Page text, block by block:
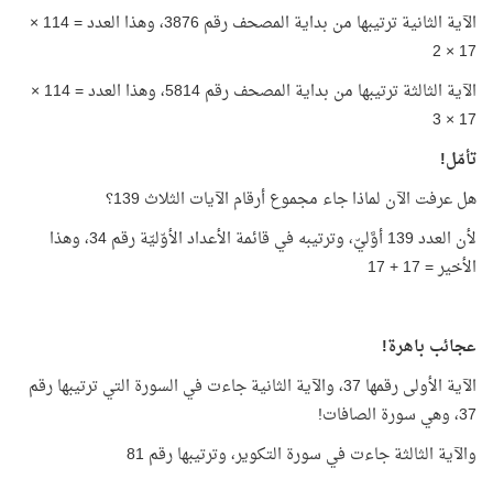
الآية الثانية ترتيبها من بداية المصحف رقم 3876، وهذا العدد = 114 ×
17 × 2
الآية الثالثة ترتيبها من بداية المصحف رقم 5814، وهذا العدد = 114 ×
17 × 3
تأمّل!
هل عرفت الآن لماذا جاء مجموع أرقام الآيات الثلاث 139؟
لأن العدد 139 أوَّليّ، وترتيبه في قائمة الأعداد الأوّليّة رقم 34، وهذا
الأخير = 17 + 17
عجائب باهرة!
الآية الأولى رقمها 37، والآية الثانية جاءت في السورة التي ترتيبها رقم
37، وهي سورة الصافات!
والآية الثالثة جاءت في سورة التكوير، وترتيبها رقم 81